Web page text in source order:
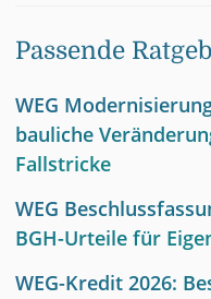
Passende
WEG
bauliche
Fallstricke
WEG
BGH-Urteile für
WEG-Kredit 2026: